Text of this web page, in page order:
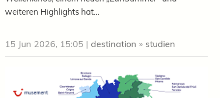
weiteren Highlights hat...
15 Jun 2026, 15:05 | destination » studien